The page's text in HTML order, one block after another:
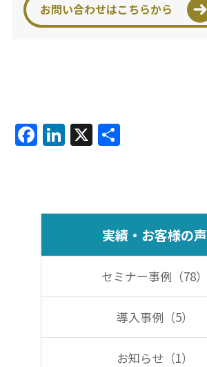
お問い合わせはこちらから
F
a
b
o
k
Li
n
dI
X 共
実績・お客様の声
セミナー事例（78）
導入事例（5）
お知らせ（1）